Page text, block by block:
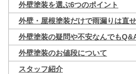
外壁塗装を選ぶ6つのポイント
外壁・屋根塗装だけで雨漏りは直
外壁塗装の疑問や不安なんでも
外壁塗装のお値段について
スタッフ紹介